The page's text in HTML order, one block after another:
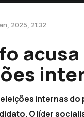
2025, 21:32
acusa
eleições internas
O líder